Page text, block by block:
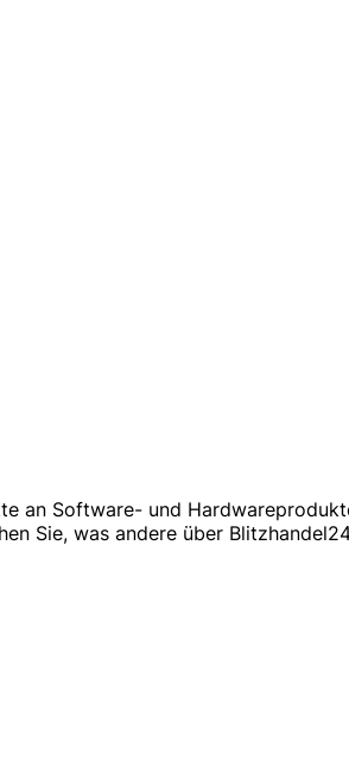
an Software- und
Sie, was andere über